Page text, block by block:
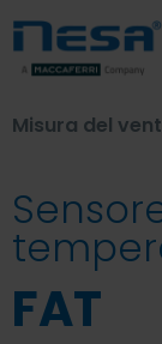
Misura del
FAT